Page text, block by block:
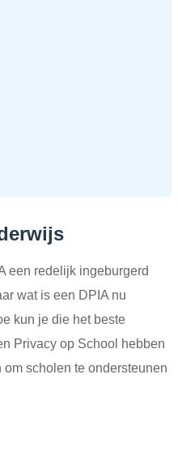
een redelijk ingeburgerd
wat is een DPIA nu
kun je die het beste
Privacy op School hebben
scholen te ondersteunen